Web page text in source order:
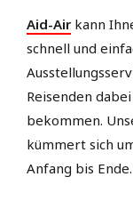
Aid-Airkann
schnell und
Reisenden
bekommen.
kümmert sich
Anfang bis Ende.